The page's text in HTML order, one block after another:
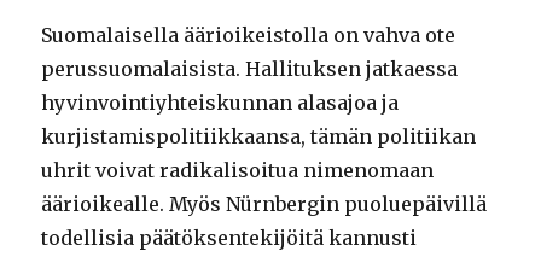
Suomalaisella äärioikeistolla on vahva ote
perussuomalaisista. Hallituksen jatkaessa
hyvinvointiyhteiskunnan alasajoa ja
kurjistamispolitiikkaansa, tämän politiikan
uhrit voivat radikalisoitua nimenomaan
äärioikealle. Myös Nürnbergin puoluepäivillä
todellisia päätöksentekijöitä kannusti